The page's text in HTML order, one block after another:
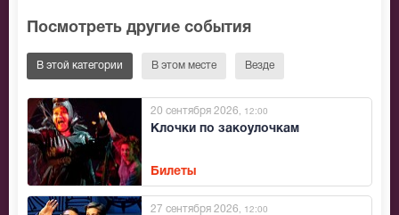
Посмотреть другие события
В этой категории В этом месте Везде
Клочки по закоулочкам
20 сентября 2026 , 12:00
Билеты
27 сентября 2026 , 12:00